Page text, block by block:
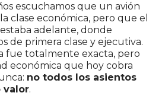
escuchamos que un avión
clase económica, pero que el
adelante, donde
de primera clase y ejecutiva.
fue totalmente exacta, pero
económica que hoy cobra
no todos los asientos
valor.